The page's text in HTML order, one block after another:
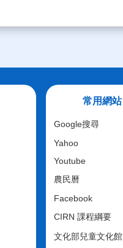
常用網站
Google搜尋
Yahoo
Youtube
農民曆
Facebook
CIRN 課程綱要
文化部兒童文化館